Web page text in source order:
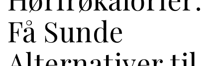
Få Sunde